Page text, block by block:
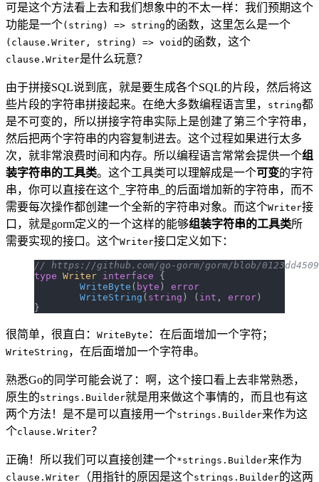
可是这个方法看上去和我们想象中的不太一样：我们预期这个
功能是一个(string) => string的函数，这里怎么是一个
(clause.Writer, string) => void 的函数，这个
clause.Writer是什么玩意？
由于拼接SQL说到底，就是要生成各个SQL的片段，然后将这
些片段的字符串拼接起来。在绝大多数编程语言里，
string都
是不可变的，所以拼接字符串实际上是创建了第三个字符串，
然后把两个字符串的内容复制进去。这个过程如果进行太多
次，就非常浪费时间和内存。所以编程语言常常会提供一个组
装字符串的工具类。这个工具类可以理解成是一个可变的字符
串，你可以直接在这个_字符串_的后面增加新的字符串，而不
需要每次操作都创建一个全新的字符串对象。而这个Writer接
口，就是gorm定义的一个这样的能够组装字符串的工具类所
需要实现的接口。这个Writer接口定义如下：
// https://github.com/go-gorm/gorm/blob/
type Writer interface {
	WriteByte
( byte ) error
	WriteString
( string ) ( int , error)
}
很简单，很直白： WriteByte ：在后面增加一个字符；
WriteString ，在后面增加一个字符串。
熟悉Go的同学可能会说了：啊，这个接口看上去非常熟悉，
原生的strings.Builder就是用来做这个事情的，而且也有这
两个方法！是不是可以直接用一个strings.Builder来作为这
个clause.Writer？
正确！所以我们可以直接创建一个*strings.Builder来作为
clause.Writer （用指针的原因是这个strings.Builder的这两